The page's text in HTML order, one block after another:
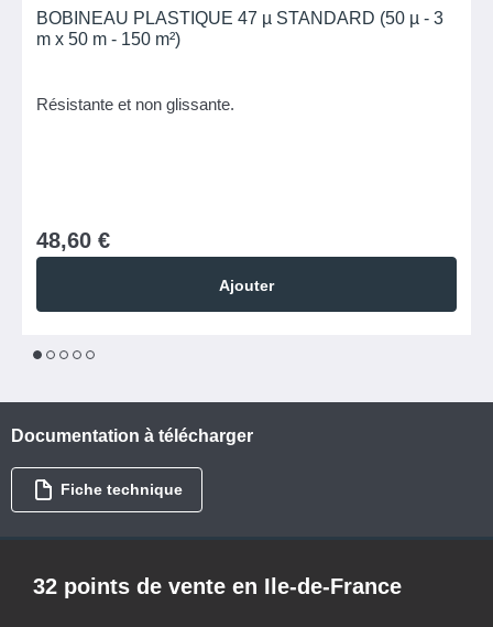
BOBINEAU PLASTIQUE 47 µ STANDARD (50 µ - 3
m x 50 m - 150 m²)
Résistante et non glissante.
48,60 €
Ajouter
1 2 3 4
Documentation à télécharger
Fiche technique
32 points de vente en Ile-de-France